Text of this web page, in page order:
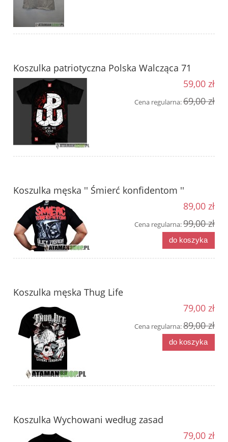
Koszulka patriotyczna Polska Walcząca 71
59,00 zł
Cena regularna:69,00 zł
Koszulka męska '' Śmierć konfidentom ''
89,00 zł
Cena regularna:99,00 zł
do koszyka
Koszulka męska Thug Life
79,00 zł
Cena regularna:89,00 zł
do koszyka
Koszulka Wychowani według zasad
79,00 zł